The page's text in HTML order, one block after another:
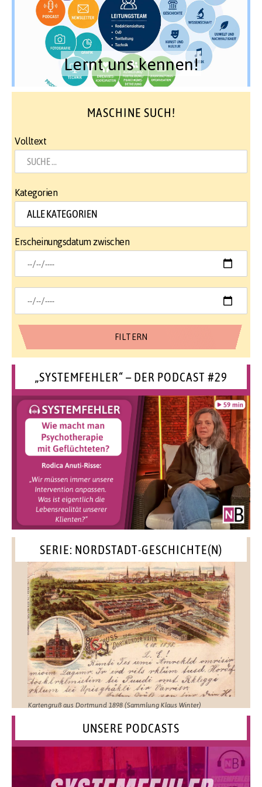
Lernt uns kennen!
MASCHINE SUCH!
Volltext
Kategorien
Erscheinungsdatum zwischen
„SYSTEMFEHLER“ – DER PODCAST #29
SERIE: NORDSTADT-GESCHICHTE(N)
Kartengruß aus Dortmund 1898 (Sammlung Klaus Winter)
UNSERE PODCASTS